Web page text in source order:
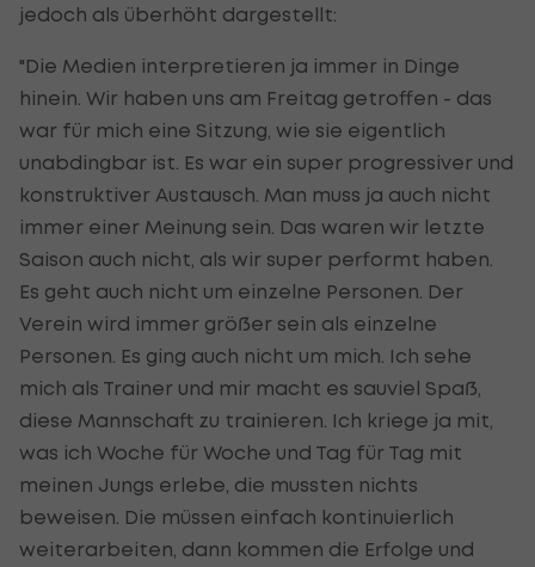
jedoch als überhöht dargestellt:
"Die Medien interpretieren ja immer in Dinge
hinein. Wir haben uns am Freitag getroffen - das
war für mich eine Sitzung, wie sie eigentlich
unabdingbar ist. Es war ein super progressiver und
konstruktiver Austausch. Man muss ja auch nicht
immer einer Meinung sein. Das waren wir letzte
Saison auch nicht, als wir super performt haben.
Es geht auch nicht um einzelne Personen. Der
Verein wird immer größer sein als einzelne
Personen. Es ging auch nicht um mich. Ich sehe
mich als Trainer und mir macht es sauviel Spaß,
diese Mannschaft zu trainieren. Ich kriege ja mit,
was ich Woche für Woche und Tag für Tag mit
meinen Jungs erlebe, die mussten nichts
beweisen. Die müssen einfach kontinuierlich
weiterarbeiten, dann kommen die Erfolge und